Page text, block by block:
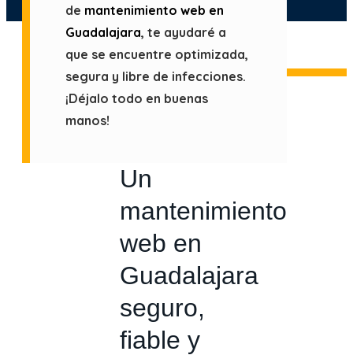
de mantenimiento web en
Guadalajara, te ayudaré a
que se encuentre optimizada,
segura y libre de infecciones.
¡Déjalo todo en buenas
manos!
Un
mantenimiento
web en
Guadalajara
seguro,
fiable y